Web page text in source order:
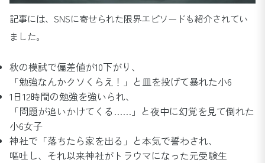
記事には、SNSに寄せられた限界エピソードも紹介されてい
ました。
秋の模試で偏差値が10下がり、
「勉強なんかクソくらえ！」と皿を投げて暴れた小6
1日12時間の勉強を強いられ、
「問題が追いかけてくる……」と夜中に幻覚を見て倒れた
小6女子
神社で「落ちたら家を出る」と本気で誓わされ、
嘔吐し、それ以来神社がトラウマになった元受験生